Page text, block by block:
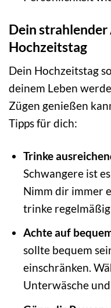
Dein
Hochzeitstag
Dein Hochzeitstag
deinem Leben
Zügen genießen
Tipps für dich:
Trinke
Schwangere ist
Nimm dir immer
trinke regelmäßig
Achte auf
sollte bequem
einschränken.
Unterwäsche